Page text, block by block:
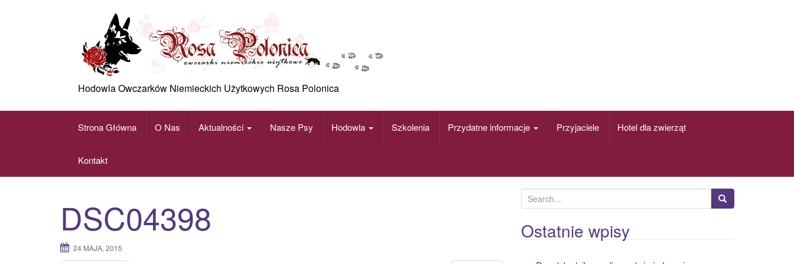
Hodowla Owczarków Niemieckich Użytkowych Rosa Polonica
Strona Główna O Nas Aktualności Nasze Psy Hodowla Szkolenia Przydatne informacje Przyjaciele Hotel dla zwierząt
Kontakt
DSC04398
24 MAJA, 2015
e
a
r
Ostatnie wpisy